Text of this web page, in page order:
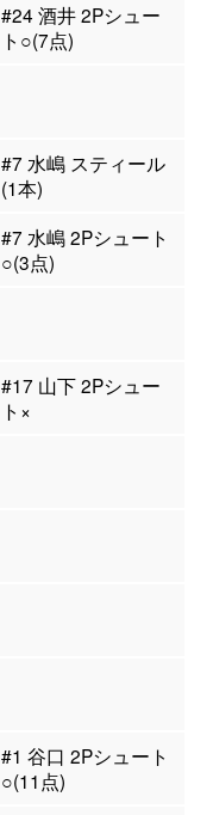
#24 酒井 2Pシュー
ト○(7点)
#7 水嶋 スティール
(1本)
#7 水嶋 2Pシュート
○(3点)
#17 山下 2Pシュー
ト×
#1 谷口 2Pシュート
○(11点)